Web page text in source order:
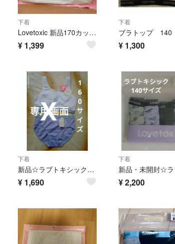
下着
Lovetoxic 新品170カップつきテレコタンクトップ
¥ 1,399
下着
ブラトップ 140
¥ 1,300
下着
新品☆ラブトキシックパット入りインナー＆ショーツ2点セット
¥ 1,690
下着
¥2,200